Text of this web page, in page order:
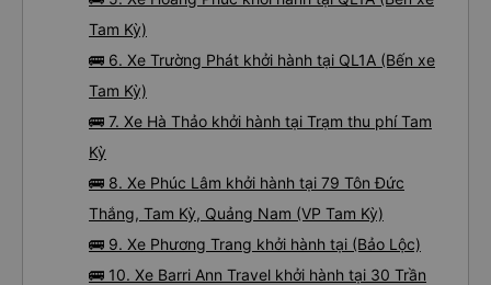
Tam Kỳ)
🚌 6. Xe Trường Phát khởi hành tại QL1A (Bến xe
Tam Kỳ)
🚌 7. Xe Hà Thảo khởi hành tại Trạm thu phí Tam
Kỳ
🚌 8. Xe Phúc Lâm khởi hành tại 79 Tôn Đức
Thắng, Tam Kỳ, Quảng Nam (VP Tam Kỳ)
🚌 9. Xe Phương Trang khởi hành tại (Bảo Lộc)
🚌 10. Xe Barri Ann Travel khởi hành tại 30 Trần